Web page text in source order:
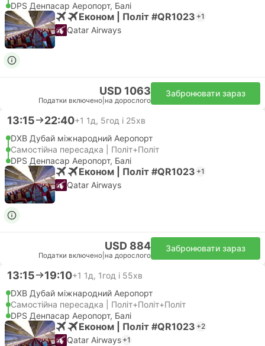
DPS Денпасар Аеропорт, Балі
Економ | Політ #QR1023 +1
Qatar Airways
USD 1063
Податки включено на дорослого
Забронювати зараз
13:15 22:40+1 1д, 5год і 25хв
DXB Дубай міжнародний Аеропорт
Самостійна пересадка | Політ+Політ
DPS Денпасар Аеропорт, Балі
Економ | Політ #QR1023 +1
Qatar Airways
USD 884
Податки включено на дорослого
Забронювати зараз
13:15 19:10+1 1д, 1год і 55хв
DXB Дубай міжнародний Аеропорт
Самостійна пересадка | Політ+Політ+Політ
DPS Денпасар Аеропорт, Балі
Економ | Політ #QR1023 +2
Qatar Airways +1